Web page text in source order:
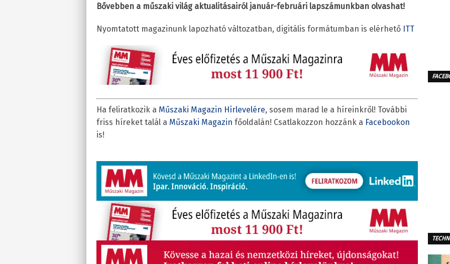
Bővebben a műszaki világ aktualitásairól január-februári lapszámunkban olvashat!
Nyomtatott magazinunk lapozható változatban, digitális formátumban is elérhető ITT
Ha feliratkozik a Műszaki Magazin Hírlevelére, sosem marad le a híreinkről! További
friss híreket talál a Műszaki Magazin főoldalán! Csatlakozzon hozzánk a Facebookon
is!